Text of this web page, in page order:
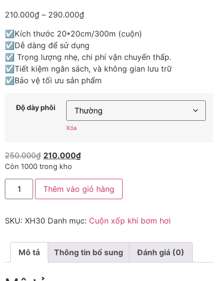
210.000₫ – 290.000₫
☑Kích thước 20*20cm/300m (cuộn)
☑Dễ dàng để sử dụng
☑ Trọng lượng nhẹ, chi phí vận chuyển thấp.
☑Tiết kiệm ngân sách, và không gian lưu trữ
☑Bảo vệ tối ưu sản phẩm
Độ dày phôi
Xóa
250.000₫ 210.000₫
Còn 1000 trong kho
Thêm vào giỏ hàng
SKU: XH30 Danh mục: Cuộn xốp khí bơm hơi
Mô tả Thông tin bổ sung Đánh giá (0)